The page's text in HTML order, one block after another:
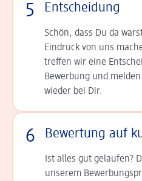
5 Entscheidung
Schön, dass Du da
Ein­druck von uns
tref­fen wir eine
Bewerbung und
wieder bei Dir.
6 Bewertung auf
Ist alles gut gelaufen?
unserem